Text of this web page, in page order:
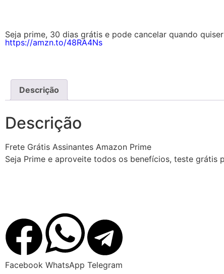
Seja prime, 30 dias grátis e pode cancelar quando
https://amzn.to/48RA4Ns
Descrição
Descrição
Frete Grátis Assinantes Amazon Prime
Seja Prime e aproveite todos os benefícios, teste grátis
Facebook WhatsApp Telegram